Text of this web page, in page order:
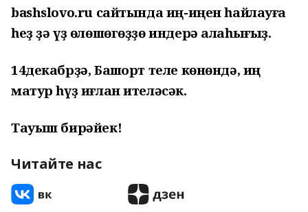
bashslovo.ru сайтында иң-иңен һайлауға
һеҙ ҙә үҙ өлөшөгөҙҙө индерә алаһығыҙ.
14декабрҙә, Башҡорт теле көнөндә, иң
матур һүҙ иғлан ителәсәк.
Тауыш бирәйек!
Читайте нас